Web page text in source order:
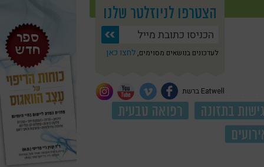
הצטרפו לניוזלטר שלנו
לעדכונים בנושאים מסוימים, לחצו כאן
Eatwell ברשת
גישות בתזונה
רפואה טבעית